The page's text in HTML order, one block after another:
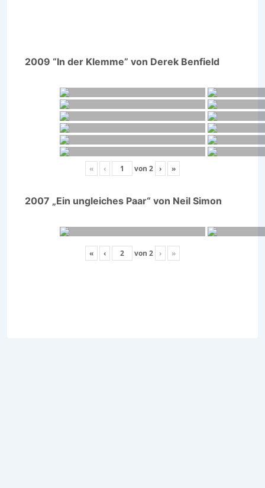
2009 “In der Klemme” von Derek Benfield
« ‹ von 2 › »
2007 „Ein ungleiches Paar“ von Neil Simon
« ‹ von 2 › »